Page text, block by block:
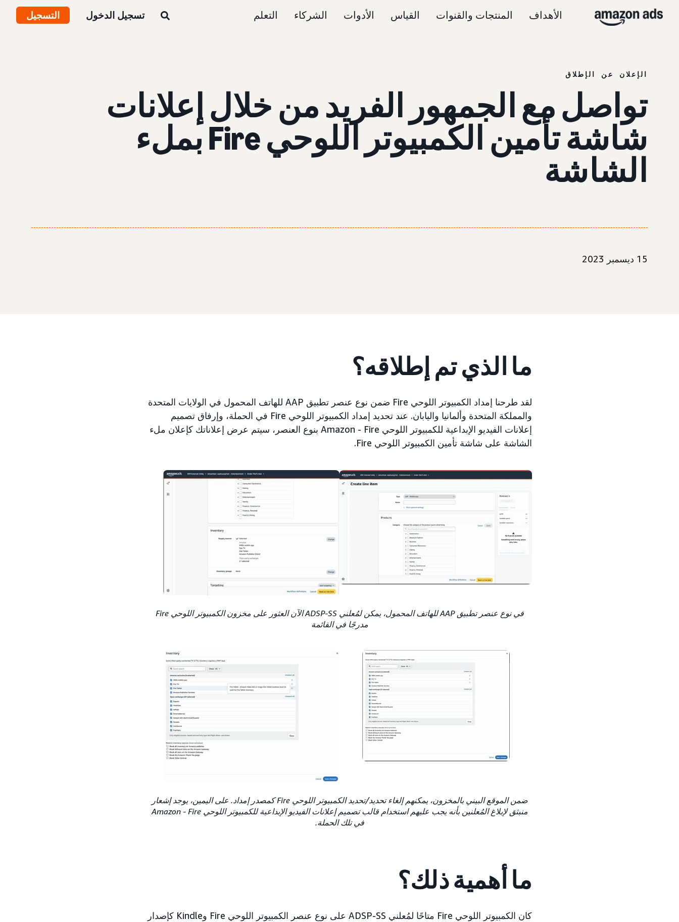
الأهداف المنتجات والقنوات القياس الأدوات الشركاء التعلم تسجيل الدخول التسجيل
الإعلان عن الإطلاق
تواصل مع الجمهور الفريد من خلال إعلانات
شاشة تأمين الكمبيوتر اللوحي Fire بملء
الشاشة
15 ديسمبر 2023
ما الذي تم إطلاقه؟
لقد طرحنا إمداد الكمبيوتر اللوحي Fire ضمن نوع عنصر تطبيق AAP للهاتف المحمول في الولايات المتحدة
والمملكة المتحدة وألمانيا واليابان. عند تحديد إمداد الكمبيوتر اللوحي Fire في الحملة، وإرفاق تصميم
إعلانات الفيديو الإبداعية للكمبيوتر اللوحي Fire‏ - Amazon بنوع العنصر، سيتم عرض إعلاناتك كإعلان ملء
الشاشة على شاشة تأمين الكمبيوتر اللوحي Fire.
في نوع عنصر تطبيق AAP للهاتف المحمول، يمكن لمُعلني ADSP-SS الآن العثور على مخزون الكمبيوتر اللوحي Fire
مدرجًا في القائمة
ضمن الموقع البيني بالمخزون، يمكنهم إلغاء تحديد/تحديد الكمبيوتر اللوحي Fire كمصدر إمداد. على اليمين، يوجد إشعار
منبثق لإبلاغ المُعلنين بأنه يجب عليهم استخدام قالب تصميم إعلانات الفيديو الإبداعية للكمبيوتر اللوحي Fire‏ - Amazon
في تلك الحملة.
ما أهمية ذلك؟
كان الكمبيوتر اللوحي Fire متاحًا لمُعلني ADSP-SS على نوع عنصر الكمبيوتر اللوحي Fire وKindle كإصدار